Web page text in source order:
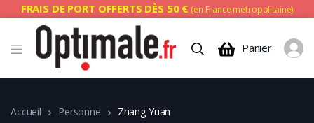
FRAIS DE PORT OFFERTS DÈS 50 € (en France métropolitaine)
Panier
Accueil Personne Zhang Yuan